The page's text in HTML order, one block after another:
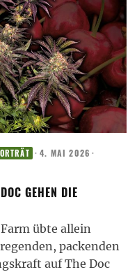
· 4. MAI 2026 ·
GEHEN DIE
übte allein
packenden
auf The Doc